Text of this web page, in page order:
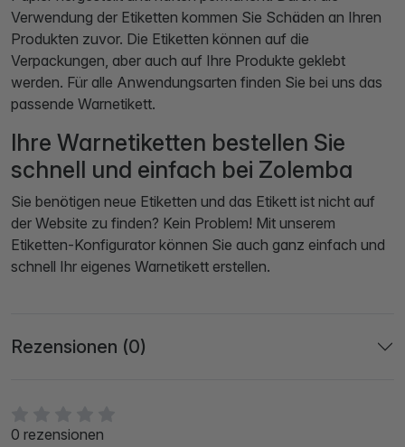
0 rezensionen
Verwendung der Etiketten kommen Sie Schäden an Ihren
Produkten zuvor. Die Etiketten können auf die
Verpackungen, aber auch auf Ihre Produkte geklebt
werden. Für alle Anwendungsarten finden Sie bei uns das
passende Warnetikett.
Ihre Warnetiketten bestellen Sie
schnell und einfach bei Zolemba
Sie benötigen neue Etiketten und das Etikett ist nicht auf
der Website zu finden? Kein Problem! Mit unserem
Etiketten-Konfigurator können Sie auch ganz einfach und
schnell Ihr eigenes Warnetikett erstellen.
Rezensionen (0)